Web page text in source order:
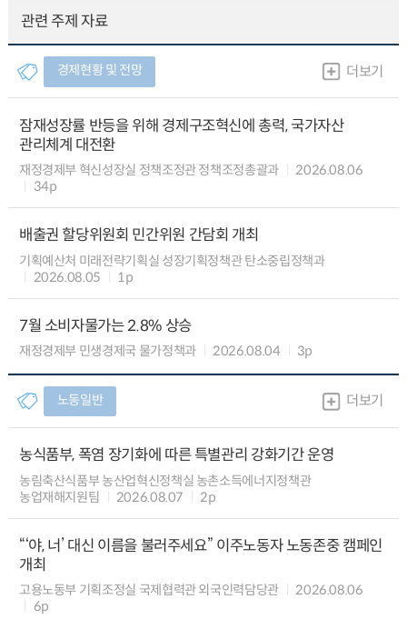
관련 주제 자료
경제현황 및 전망 더보기
잠재성장률 반등을 위해 경제구조혁신에 총력, 국가자산
관리체계 대전환
재정경제부 혁신성장실 정책조정관 정책조정총괄과
2026.08.06
34p
배출권 할당위원회 민간위원 간담회 개최
기획예산처 미래전략기획실 성장기획정책관 탄소중립정책과
2026.08.05
1p
7월 소비자물가는 2.8% 상승
재정경제부 민생경제국 물가정책과 2026.08.04 3p
노동일반 더보기
농식품부, 폭염 장기화에 따른 특별관리 강화기간 운영
농림축산식품부 농산업혁신정책실 농촌소득에너지정책관
농업재해지원팀
2026.08.07 2p
“‘야, 너’ 대신 이름을 불러주세요” 이주노동자 노동존중 캠페인
개최
고용노동부 기획조정실 국제협력관 외국인력담당관
2026.08.06
6p